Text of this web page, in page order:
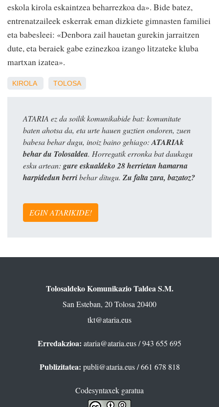
eskola kirola eskaintzea beharrezkoa da». Bide batez,
entrenatzaileek eskerrak eman dizkiete gimnasten familiei
eta babesleei: «Denbora zail hauetan gurekin jarraitzen
dute, eta beraiek gabe ezinezkoa izango litzateke kluba
martxan izatea».
KIROLA TOLOSA
ATARIA ez da soilik komunikabide bat: komunitate
baten ahotsa da, eta urte hauen guztien ondoren, zuen
babesa behar dugu, inoiz baino gehiago: ATARIAk
behar du Tolosaldea. Horregatik erronka bat daukagu
esku artean: gure eskualdeko 28 herrietan hamarna
harpidedun berribehar ditugu. Zu falta zara, bazatoz?
EGIN ATARIKIDE!
Tolosaldeko Komunikazio Taldea S.M.
San Esteban, 20 Tolosa 20400
tkt@ataria.eus
Erredakzioa: ataria@ataria.eus/ 943 655 695
Publizitatea: publi@ataria.eus/ 661 678 818
Codesyntaxek garatua